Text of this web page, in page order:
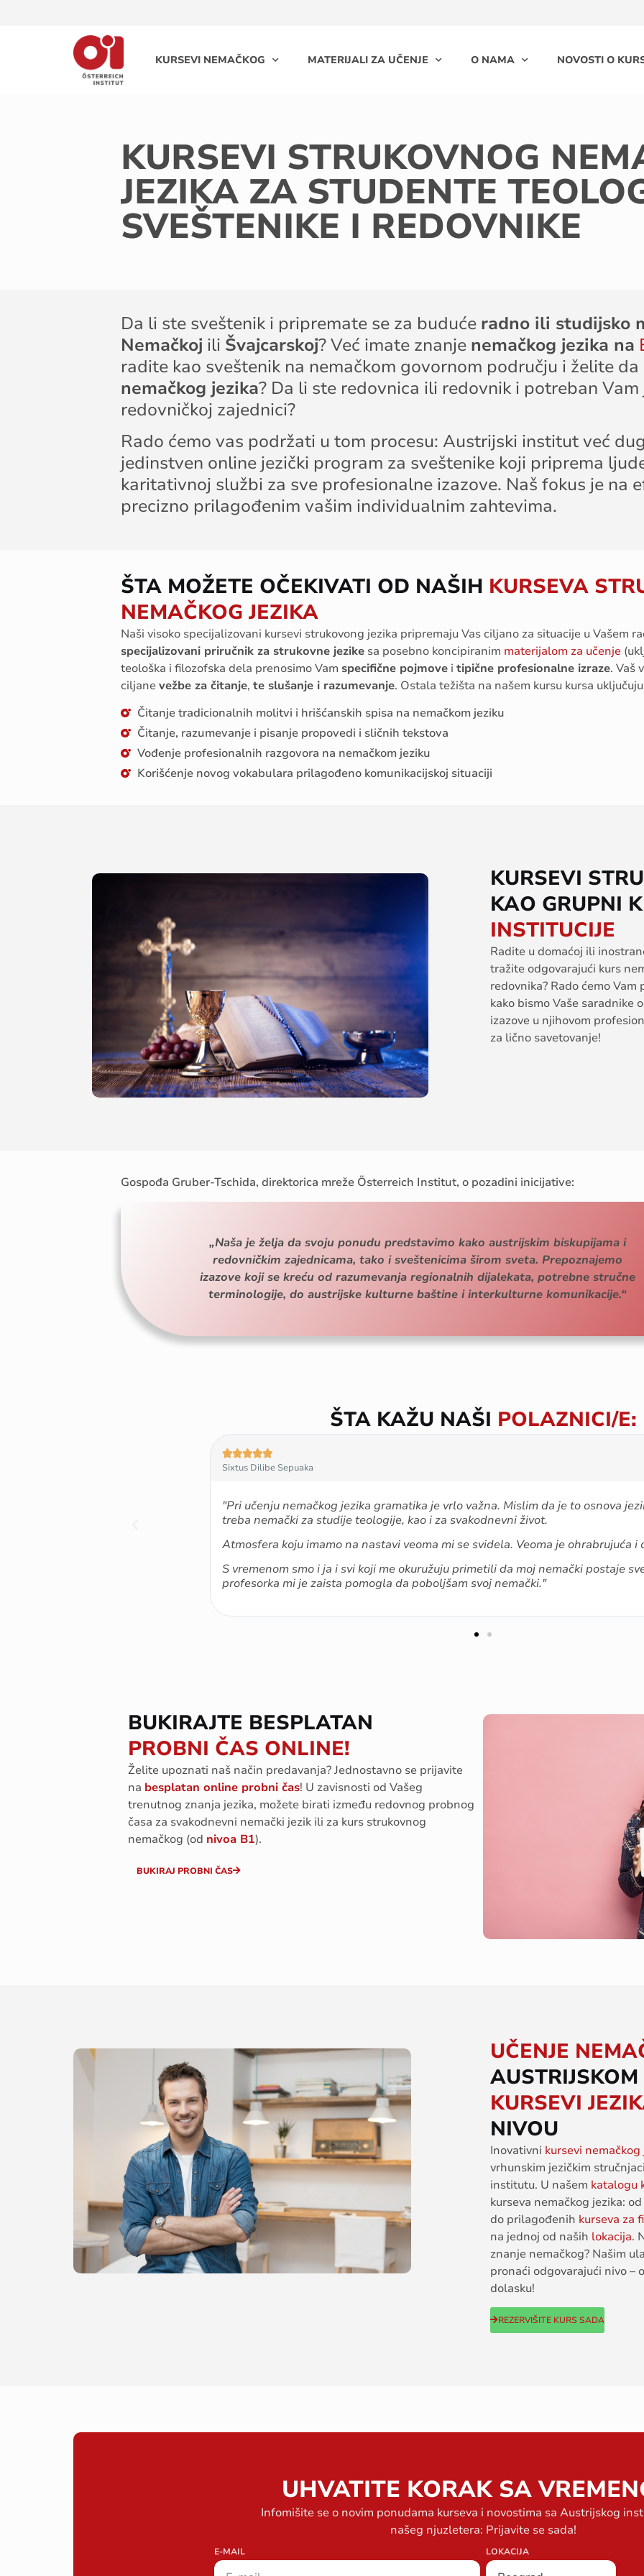
KURSEVI NEMAČKOG MATERIJALI ZA UČENJE O NAMA NOVOSTI O
KURSEVI STRUKOVNOG
JEZIKA ZA STUDENTE
SVEŠTENIKE I REDOVNIKE
Da li ste sveštenik i pripremate se za buduće radno ili studijsko
Nemačkoj ili Švajcarskoj? Već imate znanje nemačkog jezika na
radite kao sveštenik na nemačkom govornom području i želite da
nemačkog jezika? Da li ste redovnica ili redovnik i potreban Vam
redovničkoj zajednici?
Rado ćemo vas podržati u tom procesu: Austrijski institut već
jedinstven online jezički program za sveštenike koji priprema
karitativnoj službi za sve profesionalne izazove. Naš fokus je na
precizno prilagođenim vašim individualnim zahtevima.
ŠTA MOŽETE OČEKIVATI OD NAŠIH KURSEVA
NEMAČKOG JEZIKA
Naši visoko specijalizovani kursevi strukovong jezika pripremaju Vas ciljano za situacije u Vašem
specijalizovani priručnik za strukovne jezike sa posebno koncipiranim materijalom za učenje (
teološka i filozofska dela prenosimoVam specifične pojmove i tipične profesionalne izraze. Vaš
ciljanevežbe za čitanje, te slušanje i razumevanje. Ostala težišta na našem kursu kursa uključuju
Čitanje tradicionalnih molitvi i hrišćanskih spisa na nemačkom jeziku
Čitanje, razumevanje i pisanje propovedi i sličnih tekstova
Vođenje profesionalnih razgovora na nemačkom jeziku
Korišćenje novog vokabulara prilagođeno komunikacijskoj situaciji
KURSEVI
KAO GRUPNI
INSTITUCIJE
Radite u domaćoj ili ino
tražite odgovarajući kurs
redovnika? Rado ćemoVam
kako bismoVaše saradnike
izazove u njihovom
za lično savetovanje!
Gospođa Gruber-Tschida, direktorica mreže Österreich Institut, o pozadini inicijative:
„Naša je želja da svoju ponudu predstavimo kako austrijskim biskupijama i
redovničkim zajednicama, tako i sveštenicima širom sveta. Prepoznajemo
izazove koji se kreću od razumevanja regionalnih dijalekata, potrebne stručne
terminologije, do austrijske kulturne baštine i interkulturne komunikacije.“
ŠTA KAŽU NAŠI POLAZNICI/E:

Sixtus Dilibe Sepuaka
"Pri učenju nemačkog jezika gramatika je vrlo važna. Mislim da je to osnova
treba nemački za studije teologije, kao i za svakodnevni život.
Atmosfera koju imamo na nastavi veoma mi se svidela. Veoma je ohrabrujuća i
S vremenom smo i ja i svi koji me okuružuju primetili da moj nemački postaje
profesorka mi je zaista pomogla da poboljšam svoj nemački."
BUKIRAJTE BESPLATAN
PROBNI ČAS ONLINE!
Želite upoznati naš način predavanja?Jednostavno se prijavite
na besplatan online probni čas! U zavisnosti od Vašeg
trenutnog znanja jezika, možete birati između redovnog probnog
časa za svakodnevni nemački jezik ili za kurs strukovnog
nemačkog (od nivoa B1).
BUKIRAJ PROBNI ČAS
UČENJE
KURSEVI
NIVOU
Inovativni kursevi nemačkog
vrhunskim jezičkim
institutu. U našem katalogu
kurseva nemačkog jezika: od
do prilagođenih kurseva za
na jednoj od naših lokacija.
znanje nemačkog? Našim
pronaći odgovarajući nivo–
dolasku!
REZERVIŠITE KURS SADA
UHVATITE KORAK SA
Infomišite se o novim ponudama kurseva i novostima sa Austrijskog
našeg njuzletera: Prijavite se sada!
E-MAIL LOKACIJA